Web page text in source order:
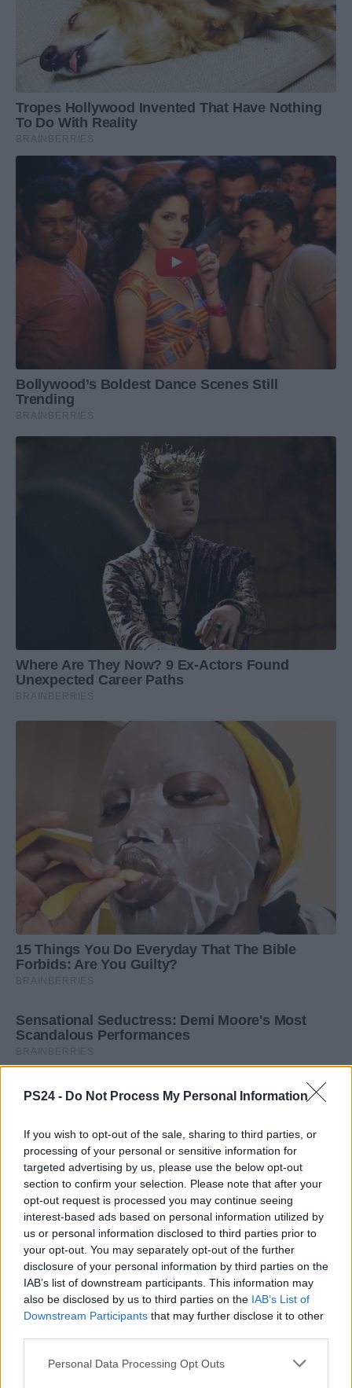
PS24 - Do Not Process My Personal Information
If you wish to opt-out of the sale, sharing to third parties, or
processing of your personal or sensitive information for
targeted advertising by us, please use the below opt-out
section to confirm your selection. Please note that after your
opt-out request is processed you may continue seeing
interest-based ads based on personal information utilized by
us or personal information disclosed to third parties prior to
your opt-out. You may separately opt-out of the further
disclosure of your personal information by third parties on the
IAB’s list of downstream participants. This information may
also be disclosed by us to third parties on the IAB’s List of
Downstream Participants that may further disclose it to other
Personal Data Processing Opt Outs